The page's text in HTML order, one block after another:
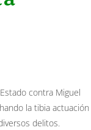
contra Miguel
la tibia actuación
delitos.